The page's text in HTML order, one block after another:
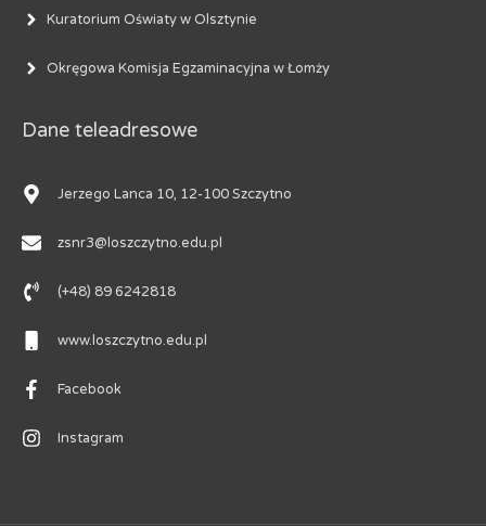
Kuratorium Oświaty w Olsztynie
Okręgowa Komisja Egzaminacyjna w Łomży
Dane teleadresowe
Jerzego Lanca 10, 12-100 Szczytno
zsnr3@loszczytno.edu.pl
(+48) 89 6242818
www.loszczytno.edu.pl
Facebook
Instagram